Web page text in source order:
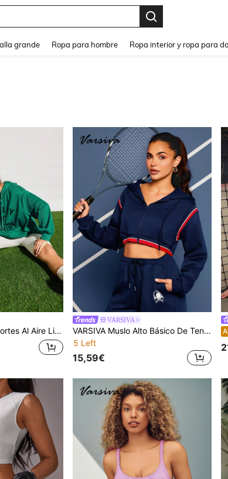
grande Ropa para hombre Ropa interior y ropa para
De Golf Básico Con Sudadera
VARSIVA
VARSIVA Muslo Alto Básico De Tenis Deportivo Y Al Aire Libre Con Sudadera
5 Left
15,59€